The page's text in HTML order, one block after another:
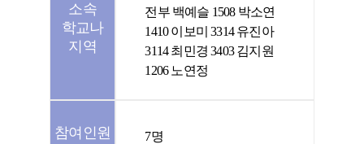
소속
학교나
지역
전부 백예슬 1508 박소연
1410 이보미 3314 유진아
3114 최민경 3403 김지원
1206 노연정
참여인원 7명